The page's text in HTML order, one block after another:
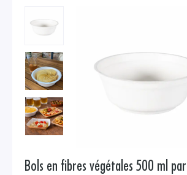
Bols en fibres végétales 500 ml